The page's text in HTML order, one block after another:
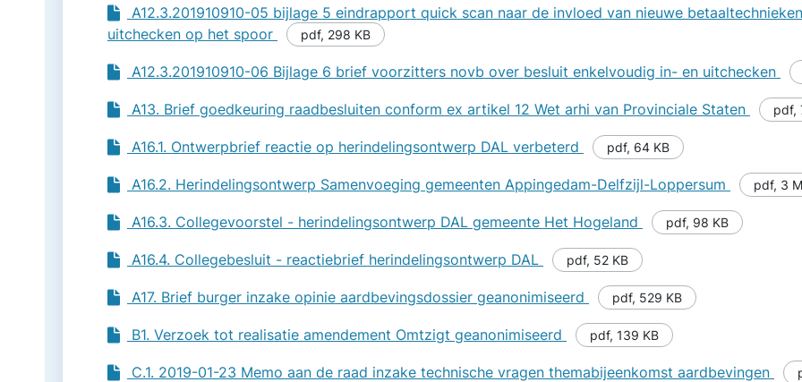
A12.3.201910910-05 bijlage 5 eindrapport quick scan naar de invloed van nieuwe
uitchecken op het spoor
pdf, 298 KB
A12.3.201910910-06 Bijlage 6 brief voorzitters novb over besluit enkelvoudig in- en uitchecken
A13. Brief goedkeuring raadbesluiten conform ex artikel 12 Wet arhi van Provinciale Staten pdf,
A16.1. Ontwerpbrief reactie op herindelingsontwerp DAL verbeterd pdf, 64 KB
A16.2. Herindelingsontwerp Samenvoeging gemeenten Appingedam-Delfzijl-Loppersum pdf, 3
A16.3. Collegevoorstel - herindelingsontwerp DAL gemeente Het Hogeland pdf, 98 KB
A16.4. Collegebesluit - reactiebrief herindelingsontwerp DAL pdf, 52 KB
A17. Brief burger inzake opinie aardbevingsdossier geanonimiseerd pdf, 529 KB
B1. Verzoek tot realisatie amendement Omtzigt geanonimiseerd pdf, 139 KB
C.1. 2019-01-23 Memo aan de raad inzake technische vragen themabijeenkomst aardbevingen